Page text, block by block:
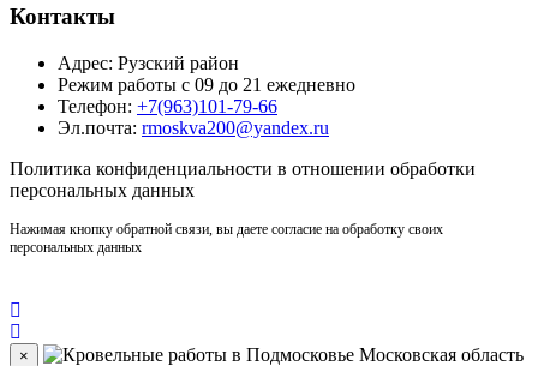
Контакты
Адрес: Рузский район
Режим работы с 09 до 21 ежедневно
Телефон: +7(963)101-79-66
Эл.почта: rmoskva200@yandex.ru
Политика конфиденциальности в отношении обработки
персональных данных
Нажимая кнопку обратной связи, вы даете согласие на обработку своих
персональных данных
×